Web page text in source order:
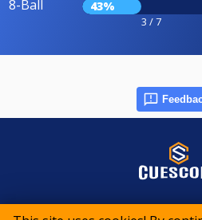
8-Ball 43%
3 / 7
© 2015-2026